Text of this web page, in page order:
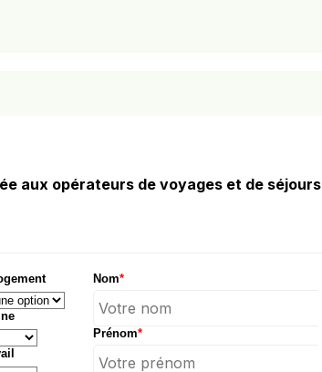
aux opérateurs de voyages et de séjours
Nom*
Prénom*